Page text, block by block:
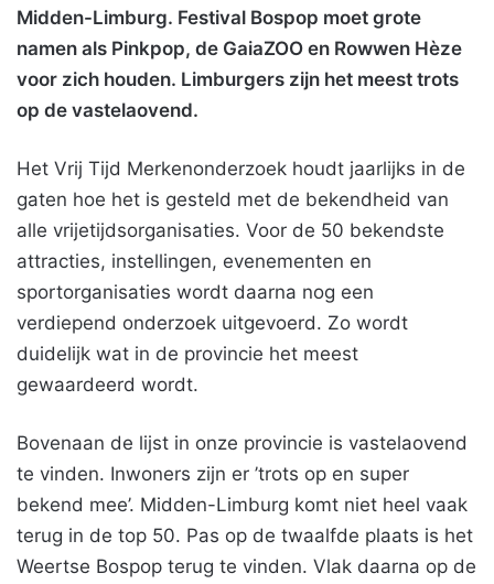
Midden-Limburg. Festival Bospop moet grote
namen als Pinkpop, de GaiaZOO en Rowwen Hèze
voor zich houden. Limburgers zijn het meest trots
op de vastelaovend.
Het Vrij Tijd Merkenonderzoek houdt jaarlijks in de
gaten hoe het is gesteld met de bekendheid van
alle vrijetijdsorganisaties. Voor de 50 bekendste
attracties, instellingen, evenementen en
sportorganisaties wordt daarna nog een
verdiepend onderzoek uitgevoerd. Zo wordt
duidelijk wat in de provincie het meest
gewaardeerd wordt.
Bovenaan de lijst in onze provincie is vastelaovend
te vinden. Inwoners zijn er ’trots op en super
bekend mee’. Midden-Limburg komt niet heel vaak
terug in de top 50. Pas op de twaalfde plaats is het
Weertse Bospop terug te vinden. Vlak daarna op de